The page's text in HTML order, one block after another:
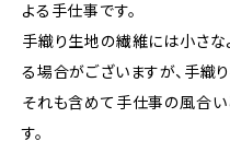
よる手仕事です。
手織り生地の繊維には小さな
る場合がございますが、手織
それも含めて手仕事の風合い
す。